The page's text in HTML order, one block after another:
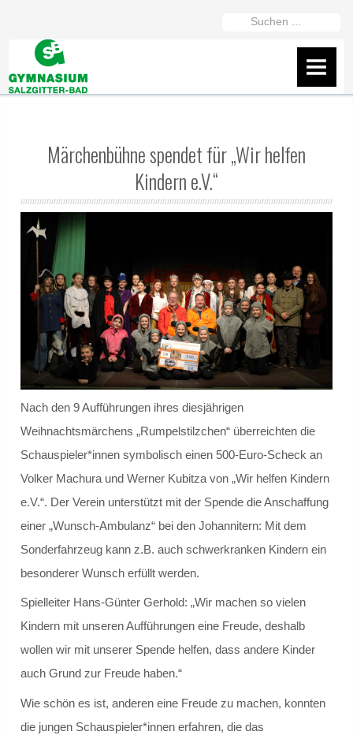
rezept/https://gymszbad.de/elvanse-
Suchen
AKTUELLES
IServ
Wir helfen gerne weiter
Fanshop des GSB
Präsentation vom 16.2.26
ÜBER UNS
Schüler
Schülersprecher
Schulleitung und Koordinatoren
Eingangsstufe
Mittelstufe
Schulleitbild
Vereine
Märchenbühne spendet für „Wir helfen
Kindern e.V.“
Nach den 9 Aufführungen ihres diesjährigen
Weihnachtsmärchens „Rumpelstilzchen“ überreichten die
Schauspieler*innen symbolisch einen 500-Euro-Scheck an
Volker Machura und Werner Kubitza von „Wir helfen Kindern
e.V.“. Der Verein unterstützt mit der Spende die Anschaffung
einer „Wunsch-Ambulanz“ bei den Johannitern: Mit dem
Sonderfahrzeug kann z.B. auch schwerkranken Kindern ein
besonderer Wunsch erfüllt werden.
Spielleiter Hans-Günter Gerhold: „Wir machen so vielen
Kindern mit unseren Aufführungen eine Freude, deshalb
wollen wir mit unserer Spende helfen, dass andere Kinder
auch Grund zur Freude haben.“
Wie schön es ist, anderen eine Freude zu machen, konnten
die jungen Schauspieler*innen erfahren, die das